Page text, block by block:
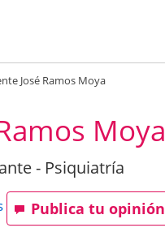
José Ramos Moya
Moya
- Psiquiatría
Publica tu opinión